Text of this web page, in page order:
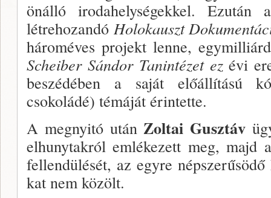
önál­ló irodahelységekkel.
létrehozandó Holo­kauszt
hároméves projekt lenne,
Scheiber Sándor Tanintézet ezévi
beszé­dében a saját előállítású
csokoládé) témáját érin­tette.
A megnyitó utánZoltai Gusztáv
elhunytakról emlékezett meg,
fellendülését, az egyre
kat nem közölt.